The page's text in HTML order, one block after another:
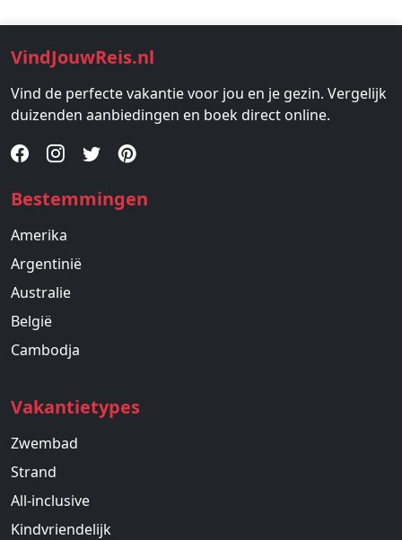
VindJouwReis.nl
Vind de perfecte vakantie voor jou en je gezin. Vergelijk
duizenden aanbiedingen en boek direct online.
Bestemmingen
Amerika
Argentinië
Australie
België
Cambodja
Vakantietypes
Zwembad
Strand
All-inclusive
Kindvriendelijk